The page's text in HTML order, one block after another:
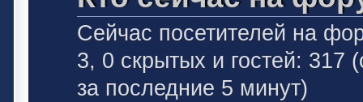
Сейчас посетителей на
3, 0 скрытых и гостей: 317
за последние 5 минут)